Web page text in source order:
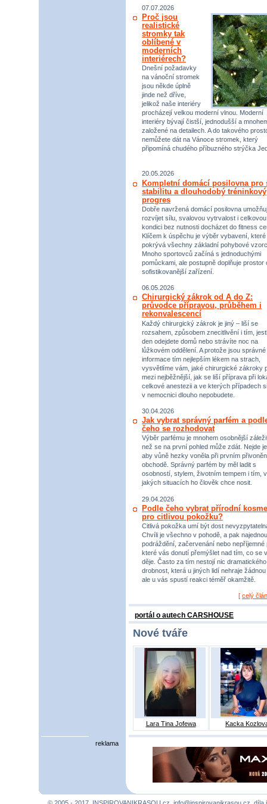
07.07.2026
Proč jsou
realistické
stromky tak
oblíbené v
moderních
interiérech?
Dnešní požadavky
na vánoční stromek
jsou někde úplně
jinde než dříve,
jelikož naše interiéry
procházejí velkou moderní vlnou. Moderní
interiéry bývají čistší, jednodušší a
založené na detailech. A do takového
nemůžete dát na Vánoce stromek, který
připomíná chudého příbuzného strýčka
20.05.2026
Kompletní domácí posilovna pro
stabilitu a dlouhodobý tréninkový
progres
Dobře navržená domácí posilovna
rozvíjet sílu, svalovou vytrvalost i celkovou
kondici bez nutnosti docházet do fitness
Klíčem k úspěchu je výběr vybavení, které
pokrývá všechny základní pohybové
Mnoho sportovců začíná s jednoduchými
pomůckami, ale postupně doplňuje prostor
sofistikovanější zařízení.
06.05.2026
Chirurgický zákrok od A do Z:
průvodce přípravou, průběhem i
rekonvalescencí
Každý chirurgický zákrok je jiný – liší se
rozsahem, způsobem znecitlivění i tím,
den odejdete domů nebo strávíte noc na
lůžkovém oddělení. A protože jsou správné
informace tím nejlepším lékem na strach,
vysvětlíme vám, jaké chirurgické zákroky
mezi nejběžnější, jak se liší příprava při
celkové anestezii a ve kterých případech si
v nemocnici dlouho nepobudete.
30.04.2026
Jak vybrat správný parfém a
čeho se rozhodovat
Výběr parfému je mnohem osobnější
než se na první pohled může zdát. Nejde
aby vůně hezky voněla při prvním
obchodě. Správný parfém by měl ladit s
osobností, stylem, životním tempem i tím, v
jakých situacích ho člověk chce nosit.
29.04.2026
Podle čeho vybrat přírodní
pro citlivou pokožku?
Citlivá pokožka umí být dost
Chvíli je všechno v pohodě, a pak
podráždění, začervenání nebo nepříjemné
které vás donutí přemýšlet nad tím, co se
děje. Často za tím nestojí nic
drobnost, která u jiných lidí nehraje žádnou
ale u vás spustí reakci téměř okamžitě.
[ celý
portál o autech CARSHOUSE
Nové tváře
Lara Tina Jofewa Kacka
reklama